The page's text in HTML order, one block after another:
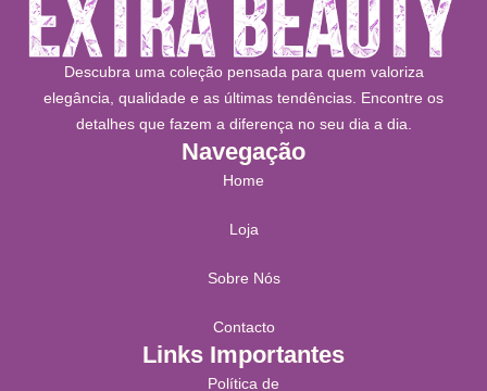
Descubra uma coleção pensada para quem valoriza
elegância, qualidade e as últimas tendências. Encontre os
detalhes que fazem a diferença no seu dia a dia.
Navegação
Home
Loja
Sobre Nós
Contacto
Links Importantes
Política de